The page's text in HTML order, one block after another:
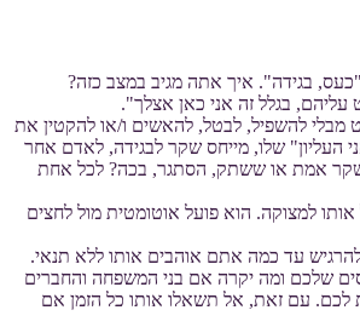
"כעס, בגידה". איך אתה מגיב במצב כזה?
בגלל זה אני כאן אצלך".
מבלי להשפיל, לבטל, להאשים ו/או להקטין את
העליון" שלו, מייחס שקר לבגידה, לאדם אחר
אמת או ששתק, הסתגר, בכה? לכל אחת
למצוקה. הוא פועל אוטומטית מול לחצים
עד כמה אתם אוהבים אותו ללא תנאי.
שלכם ומה יקרה אם בני המשפחה והחברים
לכם. עם זאת, אל תשאלו אותו כל הזמן אם